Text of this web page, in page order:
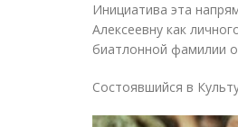
Инициатива эта
Алексеевну как
биатлонной фамилии
Состоявшийся в